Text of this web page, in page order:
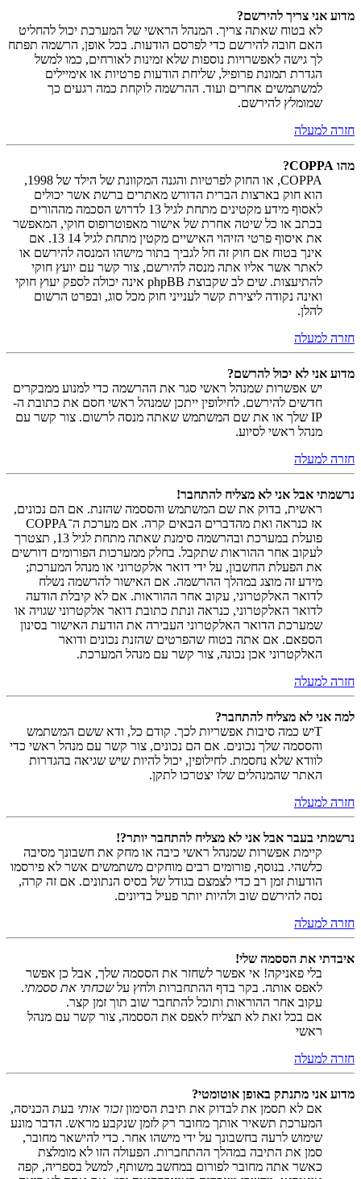
מדוע אני צריך להירשם?
לא בטוח שאתה צריך. המנהל הראשי של המערכת יכול להחליט
האם חובה להירשם כדי לפרסם הודעות. בכל אופן, הרשמה תפתח
לך גישה לאפשרויות נוספות שלא זמינות לאורחים, כמו למשל
הגדרת תמונת פרופיל, שליחת הודעות פרטיות או אימיילים
למשתמשים אחרים ועוד. ההרשמה לוקחת כמה רגעים כך
שמומלץ להירשם.
חזרה למעלה
מהו COPPA?
COPPA, או החוק לפרטיות והגנה המקוונת של הילד של 1998,
הוא חוק בארצות הברית הדורש מאתרים ברשת אשר יכולים
לאסוף מידע מקטינים מתחת לגיל 13 לדרוש הסכמה מההורים
בכתב או כל שיטה אחרת של אישור מאפוטרופוס חוקי, המאפשר
את איסוף פרטי הזיהוי האישיים מקטין מתחת לגיל 14 13. אם
אינך בטוח אם חוק זה חל לגביך בתור מישהו המנסה להירשם או
לאתר אשר אליו אתה מנסה להירשם, צור קשר עם יועץ חוקי
להתיעצות. שים לב שקבוצת phpBB אינה יכולה לספק יעוץ חוקי
ואינה נקודה ליצירת קשר לענייני חוק מכל סוג, ובפרט הרשום
להלן.
חזרה למעלה
מדוע אני לא יכול להרשם?
יש אפשרות שמנהל ראשי סגר את ההרשמה כדי למנוע ממבקרים
חדשים להירשם. לחילופין ייתכן שמנהל ראשי חסם את כתובת ה-
IP שלך או את שם המשתמש שאתה מנסה לרשום. צור קשר עם
מנהל ראשי לסיוע.
חזרה למעלה
נרשמתי אבל אני לא מצליח להתחבר!
ראשית, בדוק את שם המשתמש והססמה שהזנת. אם הם נכונים,
אז כנראה ואת מהדברים הבאים קרה. אם מערכת ה־COPPA
פועלת במערכת ובהרשמה סימנת שאתה מתחת לגיל 13, תצטרך
לעקוב אחר ההוראות שתקבל. בחלק ממערכות הפורומים דורשים
את הפעלת החשבון, על ידי דואר אלקטרוני או מנהל המערכת;
מידע זה מוצג במהלך ההרשמה. אם האישור להרשמה נשלח
לדואר האלקטרוני, עקוב אחר ההוראות. אם לא קיבלת הודעה
לדואר האלקטרוני, כנראה ונתת כתובת דואר אלקטרוני שגויה או
שמערכת הדואר האלקטרוני העבירה את הודעת האישור בסינון
הספאם. אם אתה בטוח שהפרטים שהזנת נכונים ודואר
האלקטרוני אכן נכונה, צור קשר עם מנהל המערכת.
חזרה למעלה
למה אני לא מצליח להתחבר?
Tיש כמה סיבות אפשריות לכך. קודם כל, ודא ששם המשתמש
והססמה שלך נכונים. אם הם נכונים, צור קשר עם מנהל ראשי כדי
לוודא שלא נחסמת. לחילופין, יכול להיות שיש שגיאה בהגדרות
האתר שהמנהלים שלו יצטרכו לתקן.
חזרה למעלה
נרשמתי בעבר אבל אני לא מצליח להתחבר יותר?!
קיימת אפשרות שמנהל ראשי כיבה או מחק את חשבונך מסיבה
כלשהי. בנוסף, פורומים רבים מוחקים משתמשים אשר לא פירסמו
הודעות זמן רב כדי לצמצם בגודל של בסיס הנתונים. אם זה קרה,
נסה להירשם שוב ולהיות יותר פעיל בדיונים.
חזרה למעלה
איבדתי את הססמה שלי!
בלי פאניקה! אי אפשר לשחזר את הססמה שלך, אבל כן אפשר
לאפס אותה. בקר בדף ההתחברות ולחץ עלשכחתי את ססמתי.
עקוב אחר ההוראות ותוכל להתחבר שוב תוך זמן קצר.
אם בכל זאת לא תצליח לאפס את הססמה, צור קשר עם מנהל
ראשי
חזרה למעלה
מדוע אני מתנתק באופן אוטומטי?
אם לא תסמן את לבדוק את תיבת הסימוןזכור אותי בעת הכניסה,
המערכת תשאיר אותך מחובר רק לזמן שנקבע מראש. הדבר מונע
שימוש לרעה בחשבונך על ידי מישהו אחר. כדי להישאר מחובר,
סמן את התיבה במהלך ההתחברות. הפעולה הזו לא מומלצת
כאשר אתה מחובר לפורום במחשב משותף, למשל בספריה, קפה